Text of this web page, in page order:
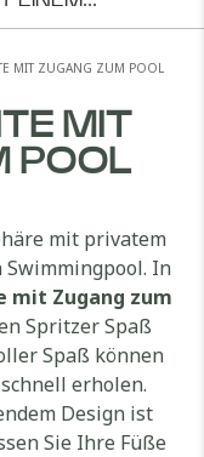
MIT ZUGANG ZUM POOL
MIT
POOL
mit privatem
Swimmingpool. In
mit Zugang zum
Spritzer Spaß
Spaß können
erholen.
Design ist
Sie Ihre Füße